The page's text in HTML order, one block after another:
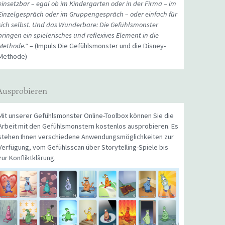
– egal ob im Kindergarten oder in der Firma – im
oder im Gruppengespräch – oder einfach für
selbst. Und das Wunderbare: Die Gefühlsmonster
ein spielerisches und reflexives Element in die
– (Impuls Die Gefühlsmonster und die Disney-
unserer Gefühlsmonster Online-Toolbox können Sie die
mit den Gefühlsmonstern kostenlos ausprobieren. Es
Ihnen verschiedene Anwendungsmöglichkeiten zur
vom Gefühlsscan über Storytelling-Spiele bis
Konfliktklärung.